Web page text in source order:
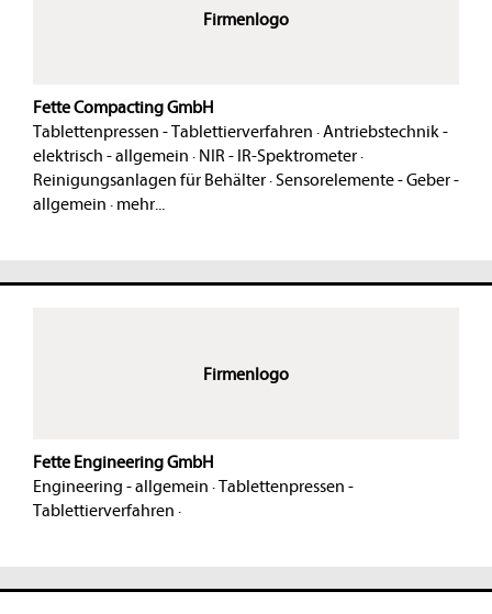
Firmenlogo
Fette Compacting GmbH
Tablettenpressen - Tablettierverfahren ·Antriebstechnik -
elektrisch - allgemein · NIR - IR-Spektrometer·
Reinigungsanlagen für Behälter· Sensorelemente - Geber -
allgemein · mehr...
Firmenlogo
Fette Engineering GmbH
Engineering - allgemein ·Tablettenpressen -
Tablettierverfahren ·